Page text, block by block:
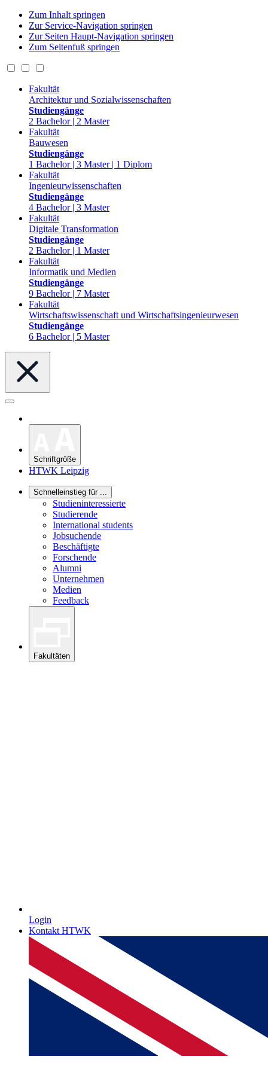
Zum Inhalt springen
Zur Service-Navigation springen
Zur Seiten Haupt-Navigation springen
Zum Seitenfuß springen
Fakultät
Architektur und Sozialwissenschaften
Studiengänge
2 Bachelor | 2 Master
Fakultät
Bauwesen
Studiengänge
1 Bachelor | 3 Master | 1 Diplom
Fakultät
Ingenieurwissenschaften
Studiengänge
4 Bachelor | 3 Master
Fakultät
Digitale Transformation
Studiengänge
2 Bachelor | 1 Master
Fakultät
Informatik und Medien
Studiengänge
9 Bachelor | 7 Master
Fakultät
Wirtschaftswissenschaft und Wirtschaftsingenieurwesen
Studiengänge
6 Bachelor | 5 Master
Schriftgröße
HTWK Leipzig
Schnelleinstieg für ...
Studieninteressierte
Studierende
International students
Jobsuchende
Beschäftigte
Forschende
Alumni
Unternehmen
Medien
Feedback
Fakultäten
Login
Kontakt HTWK